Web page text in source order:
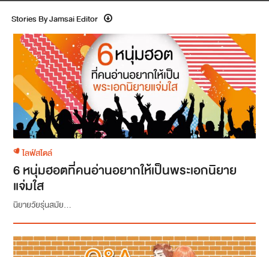
Stories By Jamsai Editor
ไลฟ์สไตล์
6 หนุ่มฮอตที่คนอ่านอยากให้เป็นพระเอกนิยาย
แจ่มใส
นิยายวัยรุ่นสมัย...